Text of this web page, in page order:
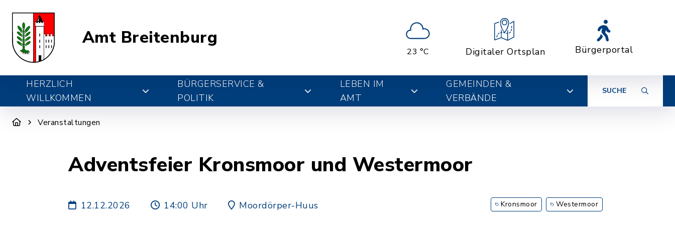
Amt Breitenburg
23 °C Digitaler Ortsplan Bürgerportal
HERZLICH
WILLKOMMEN
BÜRGERSERVICE &
POLITIK
LEBEN IM
AMT
GEMEINDEN &
VERBÄNDE
SUCHE
Veranstaltungen
Adventsfeier Kronsmoor und Westermoor
12.12.2026 14:00 Uhr Moordörper-Huus Kronsmoor Westermoor